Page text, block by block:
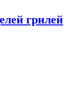
грилей